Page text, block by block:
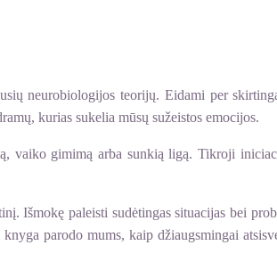
neurobiologijos teorijų. Eidami per
kurias sukelia mūsų sužeistos emocijos.
vaiko gimimą arba sunkią ligą. Tikroji
Išmokę paleisti sudėtingas situacijas bei
parodo mums, kaip džiaugsmingai